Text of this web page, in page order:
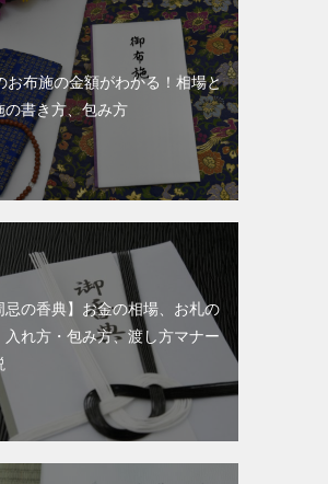
お布施の金額がわかる！相場と
の書き方、包み方
忌の香典】お金の相場、お札の
入れ方・包み方、渡し方マナー